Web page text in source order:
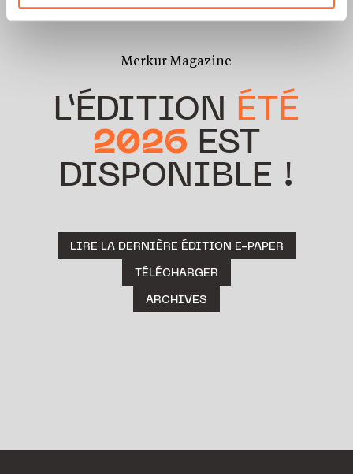
Charte d’usage des cookieset notrePolitique de
Merkur Magazine
L’ÉDITION ÉTÉ
2026 EST
DISPONIBLE !
LIRE LA DERNIÈRE ÉDITION E-PAPER
TÉLÉCHARGER
ARCHIVES